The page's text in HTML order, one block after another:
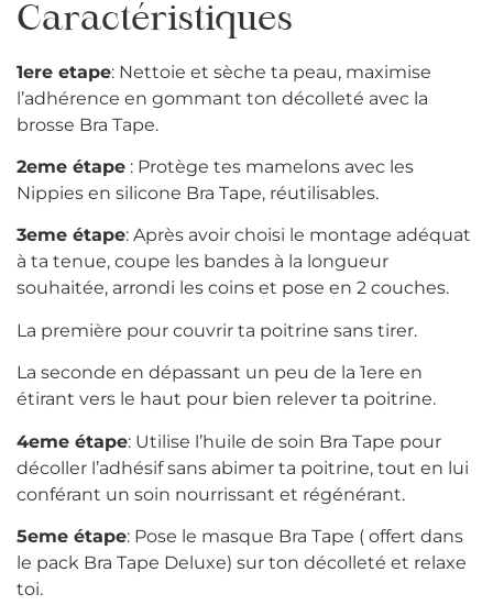
Caractéristiques
1ere etape: Nettoie et sèche ta peau, maximise
l’adhérence en gommant ton décolleté avec la
brosse Bra Tape.
2eme étape : Protège tes mamelons avec les
Nippies en silicone Bra Tape, réutilisables.
3eme étape: Après avoir choisi le montage adéquat
à ta tenue, coupe les bandes à la longueur
souhaitée, arrondi les coins et pose en 2 couches.
La première pour couvrir ta poitrine sans tirer.
La seconde en dépassant un peu de la 1ere en
étirant vers le haut pour bien relever ta poitrine.
4eme étape: Utilise l’huile de soin Bra Tape pour
décoller l’adhésif sans abimer ta poitrine, tout en lui
conférant un soin nourrissant et régénérant.
5eme étape: Pose le masque Bra Tape ( offert dans
le pack Bra Tape Deluxe) sur ton décolleté et relaxe
toi.